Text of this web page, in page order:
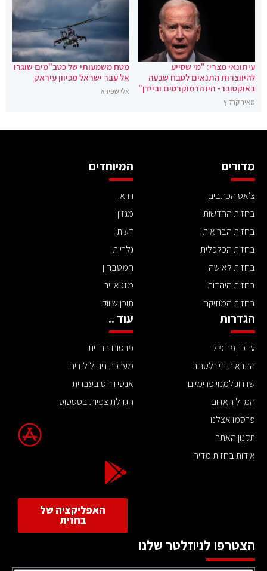
עיתונאי מצרי: "מי שסייע
להיווצרות התנאים לטבח שבעה
באוקטובר- היו הדמוקרטים וביידן"
מאיר קרליץ
מטח משמעותי של כטב"מים שוגרו
אל עבר ישראל מכיוון עיראק
אלי שפירא
מדורים
צ'אט הכתבים
בחזית החדשות
בחזית הבריאות
בחזית הכלכלית
בחזית לאישה
בחזית היהדות
בחזית המוזיקה
המיוחדים
וידאו
מגזין
דעות
גלריות
המטבחון
מזג אוויר
תוכן שיווקי
הגדרות
עדכון פרופיל
התראות וניוזלטרים
שדרוג למנוי פרימיום
המייל האדום
פרסמו אצלנו
תקנון האתר
אודות בחזית מדיה
עוד ..
פרסום בחזית
מערכת ניהול לידים
אנטי וירוס בעברית
הגדלת צפיות בסטטוס
האפליקציה של
בחזית
הצטרפו לניוזלטר שלנו